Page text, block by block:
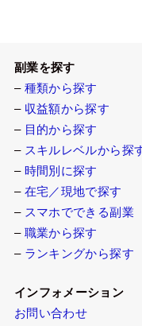
副業を探す
– 種類から探す
– 収益額から探す
– 目的から探す
– スキルレベルから探
– 時間別に探す
– 在宅／現地で探す
– スマホでできる副業
– 職業から探す
– ランキングから探す
インフォメーション
お問い合わせ